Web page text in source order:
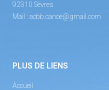
92310 Sèvres
Mail : acbb.canoe@gmail.com
PLUS DE LIENS
Accueil